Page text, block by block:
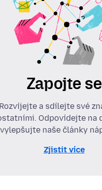
Zapojte se
Rozvíjejte a sdílejte své
Odpovídejte na
vylepšujte naše články
Zjistit více